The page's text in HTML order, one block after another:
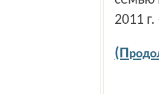
2011
(П